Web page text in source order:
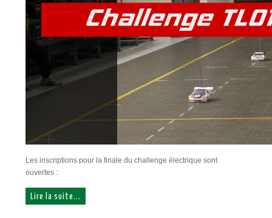
Les inscriptions pour la finale du challenge électrique sont
ouvertes :
Lire la suite...